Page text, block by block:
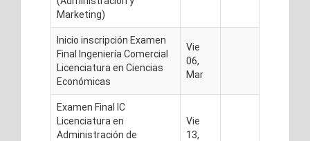
Marketing)
Inicio inscripción Examen
Final Ingeniería Comercial
Licenciatura en Ciencias
Económicas
Vie
06,
Mar
Examen Final IC
Licenciatura en
Administración de
Vie
13,